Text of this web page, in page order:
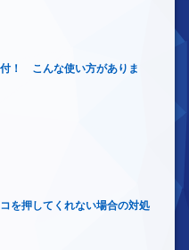
付！ こんな使い方がありま
を押してくれない場合の対処